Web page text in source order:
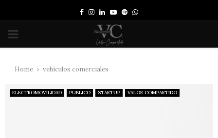
Facebook
Instagram
LinkedinYoutube
SpotifyWhatsapp
PRIMARY
Home vehículos comerciales
ELECTROMOVILIDAD PUBLICO STARTUP VALOR COMPARTIDO